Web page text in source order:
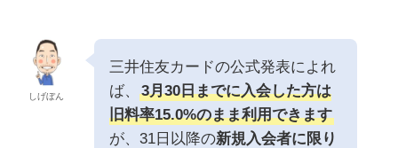
しげぼん
三井住友カードの公式発表によれ
ば、3月30日までに入会した方は
旧料率15.0%のまま利用できます
が、31日以降の新規入会者に限り